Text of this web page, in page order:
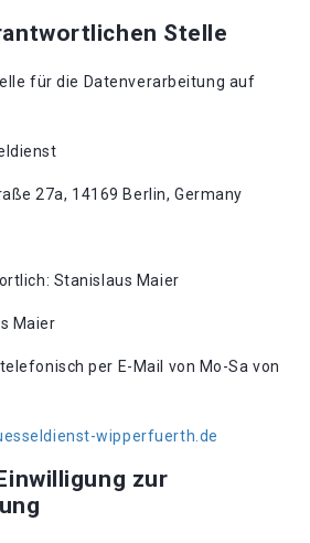
Stelle
für die Datenverarbeitung auf
27a, 14169 Berlin, Germany
Stanislaus Maier
Maier
per E-Mail von Mo-Sa von
wipperfuerth.de
zur